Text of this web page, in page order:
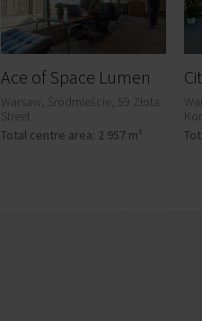
Ace of Space Lumen
Warsaw, Śródmieście, 59 Złota
Street
Total centre area: 2 957 m²